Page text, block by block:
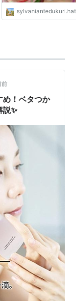
前
め！ベタつか
✨